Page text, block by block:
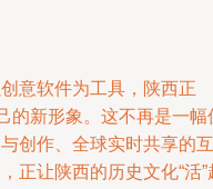
意软件为工具，陕西正
的新形象。这不再是一幅
创作、全球实时共享的互
正让陕西的历史文化“活”